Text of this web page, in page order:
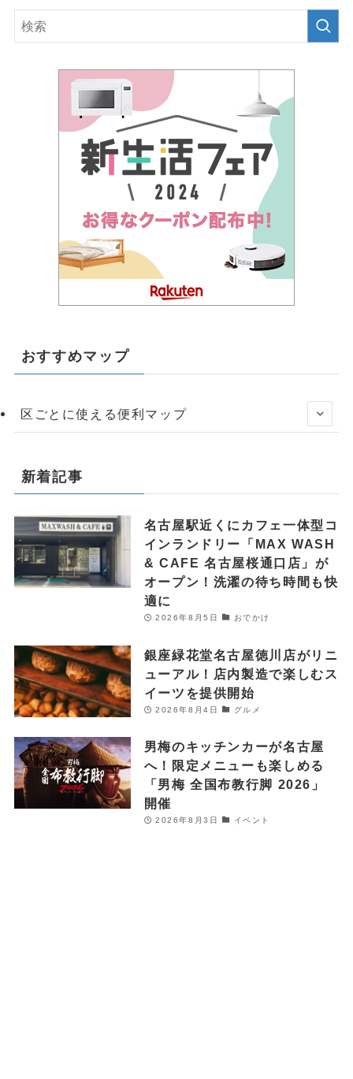
おすすめマップ
区ごとに使える便利マップ
新着記事
名古屋駅近くにカフェ一体型コ
インランドリー「MAX WASH
& CAFE 名古屋桜通口店」が
オープン！洗濯の待ち時間も快
適に
2026年8月5日 おでかけ
銀座緑花堂名古屋徳川店がリニ
ューアル！店内製造で楽しむス
イーツを提供開始
2026年8月4日 グルメ
男梅のキッチンカーが名古屋
へ！限定メニューも楽しめる
「男梅 全国布教行脚 2026」
開催
2026年8月3日 イベント